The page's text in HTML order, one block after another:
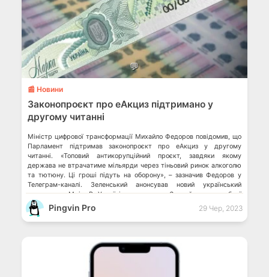
💬
📰 Новини
Законопроєкт про еАкциз підтримано у
другому читанні
Міністр цифрової трансформації Михайло Федоров повідомив, що
Парламент підтримав законопроєкт про еАкциз у другому
читанні. «Топовий антикорупційний проєкт, завдяки якому
держава не втрачатиме мільярди через тіньовий ринок алкоголю
та тютюну. Ці гроші підуть на оборону», – зазначив Федоров у
Телеграм-каналі. Зеленський анонсував новий український
застосунок Мрія В Україні запрацював Єдиний реєстр зброї
Українських FPV-дронів на […]
Pingvin Pro 29 Чер, 2023